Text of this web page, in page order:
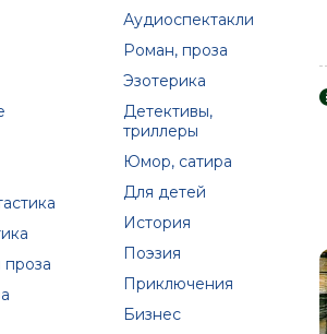
Аудиоспектакли
Роман, проза
Эзотерика
Детективы,
триллеры
Юмор, сатира
Для детей
История
Поэзия
Приключения
Бизнес